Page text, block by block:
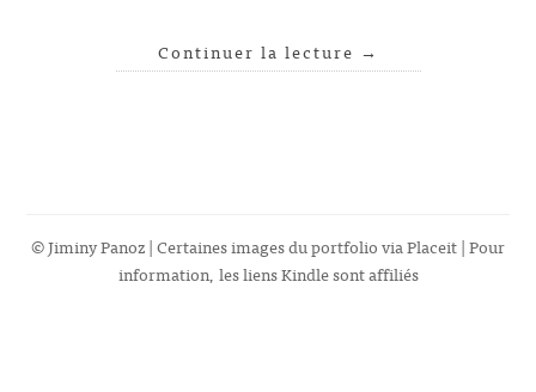
Continuer la lecture →
© Jiminy Panoz | Certaines images du portfolio viaPlaceit| Pour
information, les liens Kindle sont affiliés